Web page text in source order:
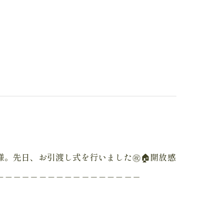
。先日、お引渡し式を行いました㊗️🏠開放感
＿＿＿＿＿＿＿＿＿＿＿＿＿＿＿